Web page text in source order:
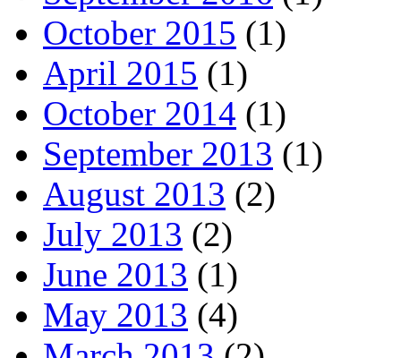
October 2015 (1)
April 2015 (1)
October 2014 (1)
September 2013 (1)
August 2013 (2)
July 2013 (2)
June 2013 (1)
May 2013 (4)